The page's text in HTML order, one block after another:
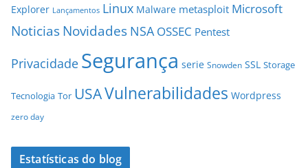
Explorer Lançamentos Linux Malware metasploit Microsoft
NoticiasNovidades NSA OSSEC Pentest
Privacidade Segurança serie Snowden SSL Storage
Tecnologia Tor USAVulnerabilidades Wordpress
zero day
Estatísticas do blog